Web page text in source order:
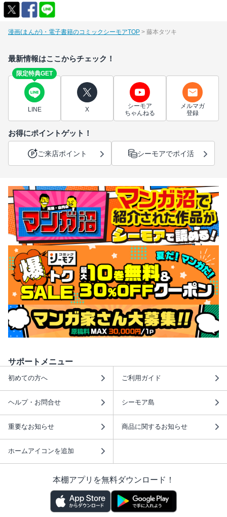
漫画(まんが)・電子書籍のコミックシーモアTOP 藤本タツキ
最新情報はここからチェック！
限定特典GET
LINE X
シーモア
ちゃんねる
メルマガ
登録
お得にポイントゲット！
ご来店ポイント シーモアでポイ活
サポートメニュー
初めての方へ ご利用ガイド
ヘルプ・お問合せ シーモア島
重要なお知らせ 商品に関するお知らせ
ホームアイコンを追加
本棚アプリを無料ダウンロード！